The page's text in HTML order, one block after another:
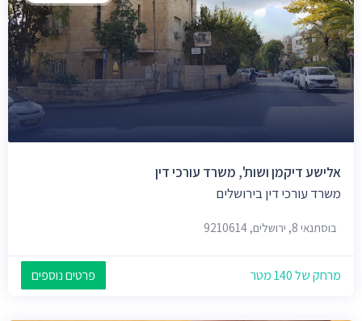
אלישע דיקמן ושות', משרד עורכי דין
משרד עורכי דין בירושלים
בוסתנאי 8, ירושלים, 9210614
מרחק של 140 מטר פרטים נוספים